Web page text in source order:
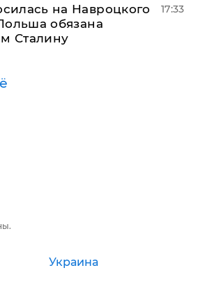
на Навроцкого
обязана
Сталину
17:33
Украина